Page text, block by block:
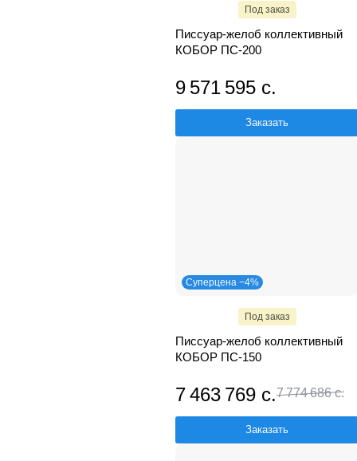
Под заказ
Писсуар-желоб коллективный
КОБОР ПС-200
9 571 595 с.
Заказать
Суперцена −4%
Под заказ
Писсуар-желоб коллективный
КОБОР ПС-150
7 463 769 с.7 774 686 с.
Заказать